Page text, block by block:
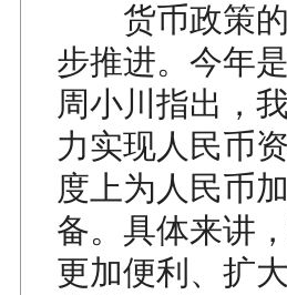
货币政策的
步推进。今年
周小川指出，
力实现人民币
度上为人民币
备。具体来讲
更加便利、扩